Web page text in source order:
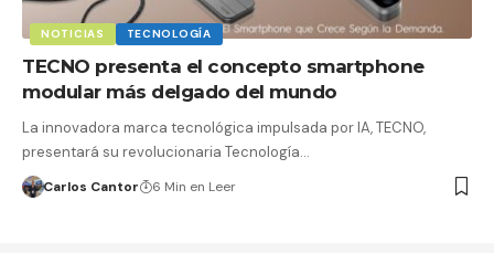
NOTICIAS TECNOLOGÍA
TECNO presenta el concepto smartphone
modular más delgado del mundo
La innovadora marca tecnológica impulsada por IA, TECNO,
presentará su revolucionaria Tecnología…
Carlos Cantor 6 Min en Leer